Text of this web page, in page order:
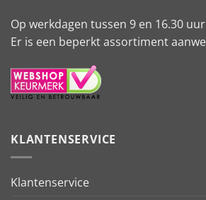
Op werkdagen tussen 9 en 16.30
Er is een beperkt assortiment
KLANTENSERVICE
Klantenservice